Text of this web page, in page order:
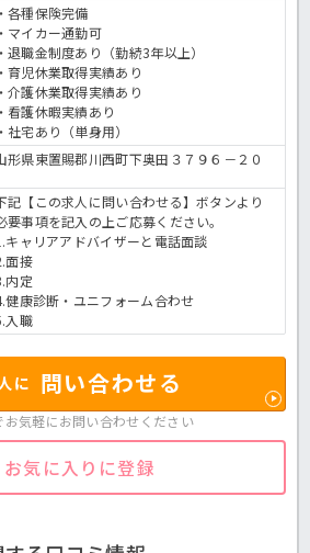
・各種保険完備
・マイカー通勤可
・退職金制度あり（勤続3年以上）
・育児休業取得実績あり
・介護休業取得実績あり
・看護休暇実績あり
・社宅あり（単身用）
形県東置賜郡川西町下奥田３７９６－２０
記【この求人に問い合わせる】ボタンより
要事項を記入の上ご応募ください。
キャリアアドバイザーと電話面談
面接
内定
健康診断・ユニフォーム合わせ
入職
に 問い合わせる
気軽にお問い合わせください
お気に入りに登録